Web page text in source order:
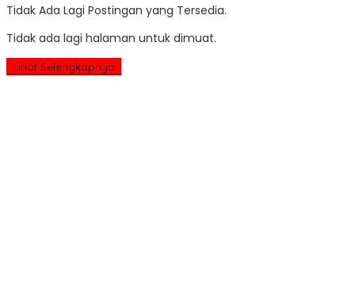
Tidak Ada Lagi Postingan yang Tersedia.
Tidak ada lagi halaman untuk dimuat.
Lihat Selengkapnya